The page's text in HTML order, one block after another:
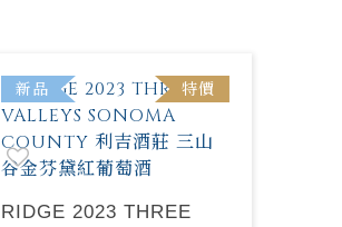
新品 特價
RIDGE 2023 THREE